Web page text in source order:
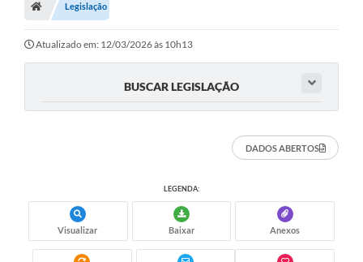
Legislação
Atualizado em: 12/03/2026 às 10h13
BUSCAR LEGISLAÇÃO
DADOS ABERTOS
LEGENDA:
Visualizar Baixar Anexos